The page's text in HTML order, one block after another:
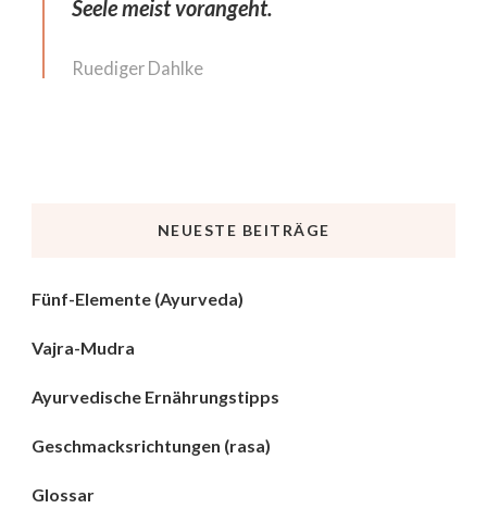
Seele meist vorangeht.
Ruediger Dahlke
NEUESTE BEITRÄGE
Fünf-Elemente (Ayurveda)
Vajra-Mudra
Ayurvedische Ernährungstipps
Geschmacksrichtungen (rasa)
Glossar